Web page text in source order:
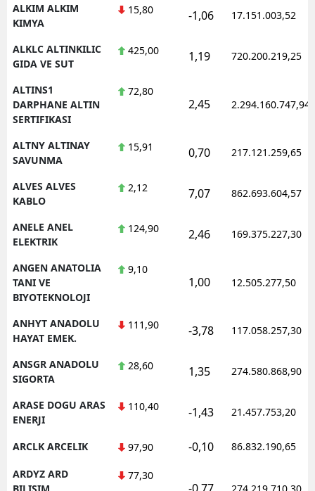
ALKIM ALKIM
KIMYA
15,80 -1,06 17.151.003,52
ALKLC ALTINKILIC
GIDA VE SUT
425,00 1,19 720.200.219,25
ALTINS1
DARPHANE ALTIN
SERTIFIKASI
72,80
2,45 2.294.160.747,94
ALTNY ALTINAY
SAVUNMA
15,91 0,70 217.121.259,65
ALVES ALVES
KABLO
2,12 7,07 862.693.604,57
ANELE ANEL
ELEKTRIK
124,90 2,46 169.375.227,30
ANGEN ANATOLIA
TANI VE
BIYOTEKNOLOJI
9,10
1,00 12.505.277,50
ANHYT ANADOLU
HAYAT EMEK.
111,90 -3,78 117.058.257,30
ANSGR ANADOLU
SIGORTA
28,60 1,35 274.580.868,90
ARASE DOGU ARAS
ENERJI
110,40 -1,43 21.457.753,20
ARCLK ARCELIK 97,90 -0,10 86.832.190,65
ARDYZ ARD
BILISIM
77,30
-0,77 274.219.710,30